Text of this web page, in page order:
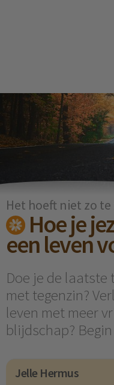
Het hoeft niet zo te
Hoe je
een leven
Doe je de laatste
met tegenzin?
leven met meer
blijdschap?
Jelle Hermus